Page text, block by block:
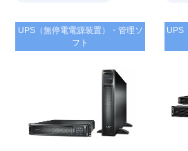
UPS（無停電電源装置）・管理ソ
フト
UPS